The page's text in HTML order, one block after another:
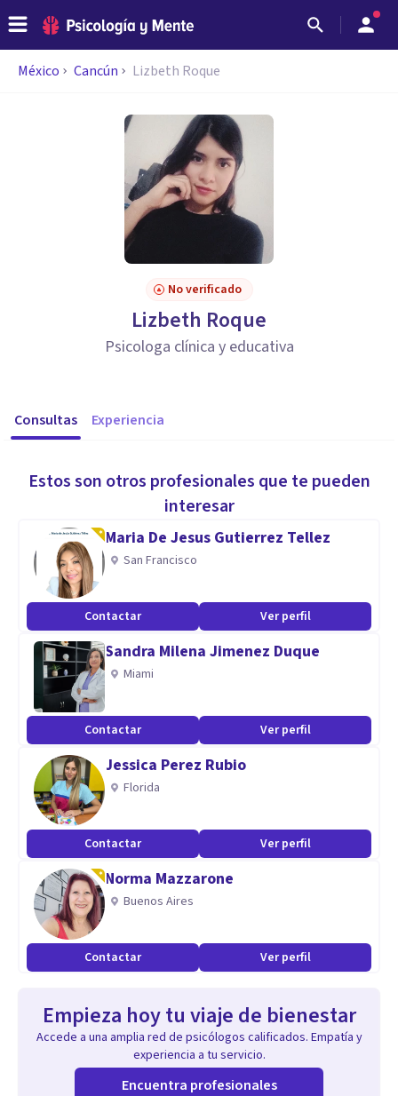
México Cancún Lizbeth Roque
No verificado
Lizbeth Roque
Psicologa clínica y educativa
Consultas Experiencia
Estos son otros profesionales que te pueden
interesar
Maria De Jesus Gutierrez Tellez
San Francisco
Contactar Ver perfil
Sandra Milena Jimenez Duque
Miami
Contactar Ver perfil
Jessica Perez Rubio
Florida
Contactar Ver perfil
Norma Mazzarone
Buenos Aires
Contactar Ver perfil
Empieza hoy tu viaje de bienestar
Accede a una amplia red de psicólogos calificados. Empatía y
experiencia a tu servicio.
Encuentra profesionales